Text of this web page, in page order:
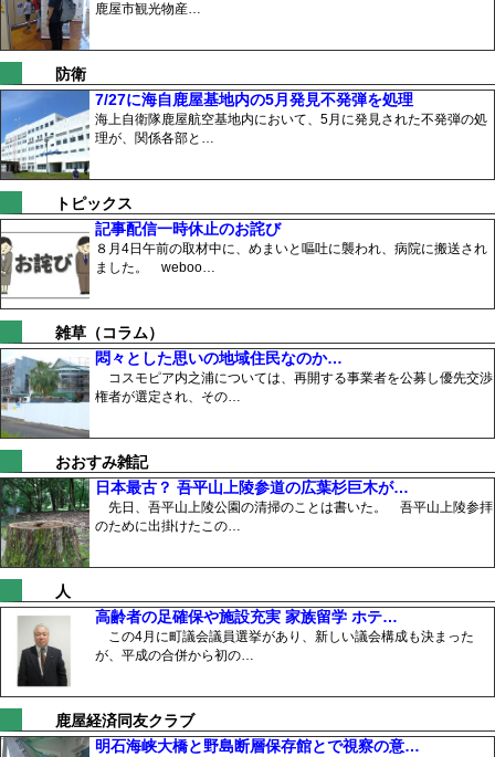
鹿屋市観光物産…
防衛
7/27に海自鹿屋基地内の5月発見不発弾を処理
海上自衛隊鹿屋航空基地内において、5月に発見された不発弾の処
理が、関係各部と…
トピックス
記事配信一時休止のお詫び
８月4日午前の取材中に、めまいと嘔吐に襲われ、病院に搬送され
ました。 weboo…
雑草（コラム）
悶々とした思いの地域住民なのか…
コスモピア内之浦については、再開する事業者を公募し優先交渉
権者が選定され、その…
おおすみ雑記
日本最古？ 吾平山上陵参道の広葉杉巨木が…
先日、吾平山上陵公園の清掃のことは書いた。 吾平山上陵参拝
のために出掛けたこの…
人
高齢者の足確保や施設充実 家族留学 ホテ…
この4月に町議会議員選挙があり、新しい議会構成も決まった
が、平成の合併から初の…
鹿屋経済同友クラブ
明石海峡大橋と野島断層保存館とで視察の意…